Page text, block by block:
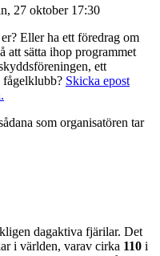
27 oktober 17:30
Eller ha ett föredrag om
att sätta ihop programmet
ett
fågelklubb? Skicka epost
som organisatören tar
dagaktiva fjärilar. Det
i världen, varav cirka 110 i